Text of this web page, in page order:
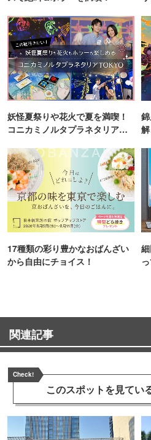
妖怪夏祭りや花火で夏を満喫！
コニカミノルタプラネタリア
17種類の彩り豊かなおばんざい
から自由にチョイス！
関連記事
Check!
このスポットを見てい